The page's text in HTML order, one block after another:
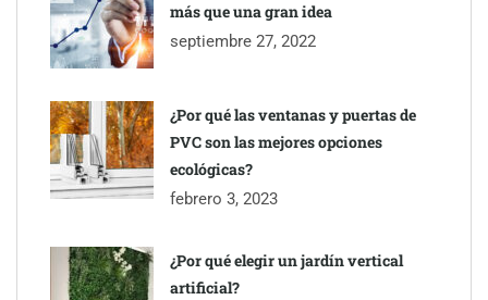
más que una gran idea
septiembre 27, 2022
¿Por qué las ventanas y puertas de
PVC son las mejores opciones
ecológicas?
febrero 3, 2023
¿Por qué elegir un jardín vertical
artificial?